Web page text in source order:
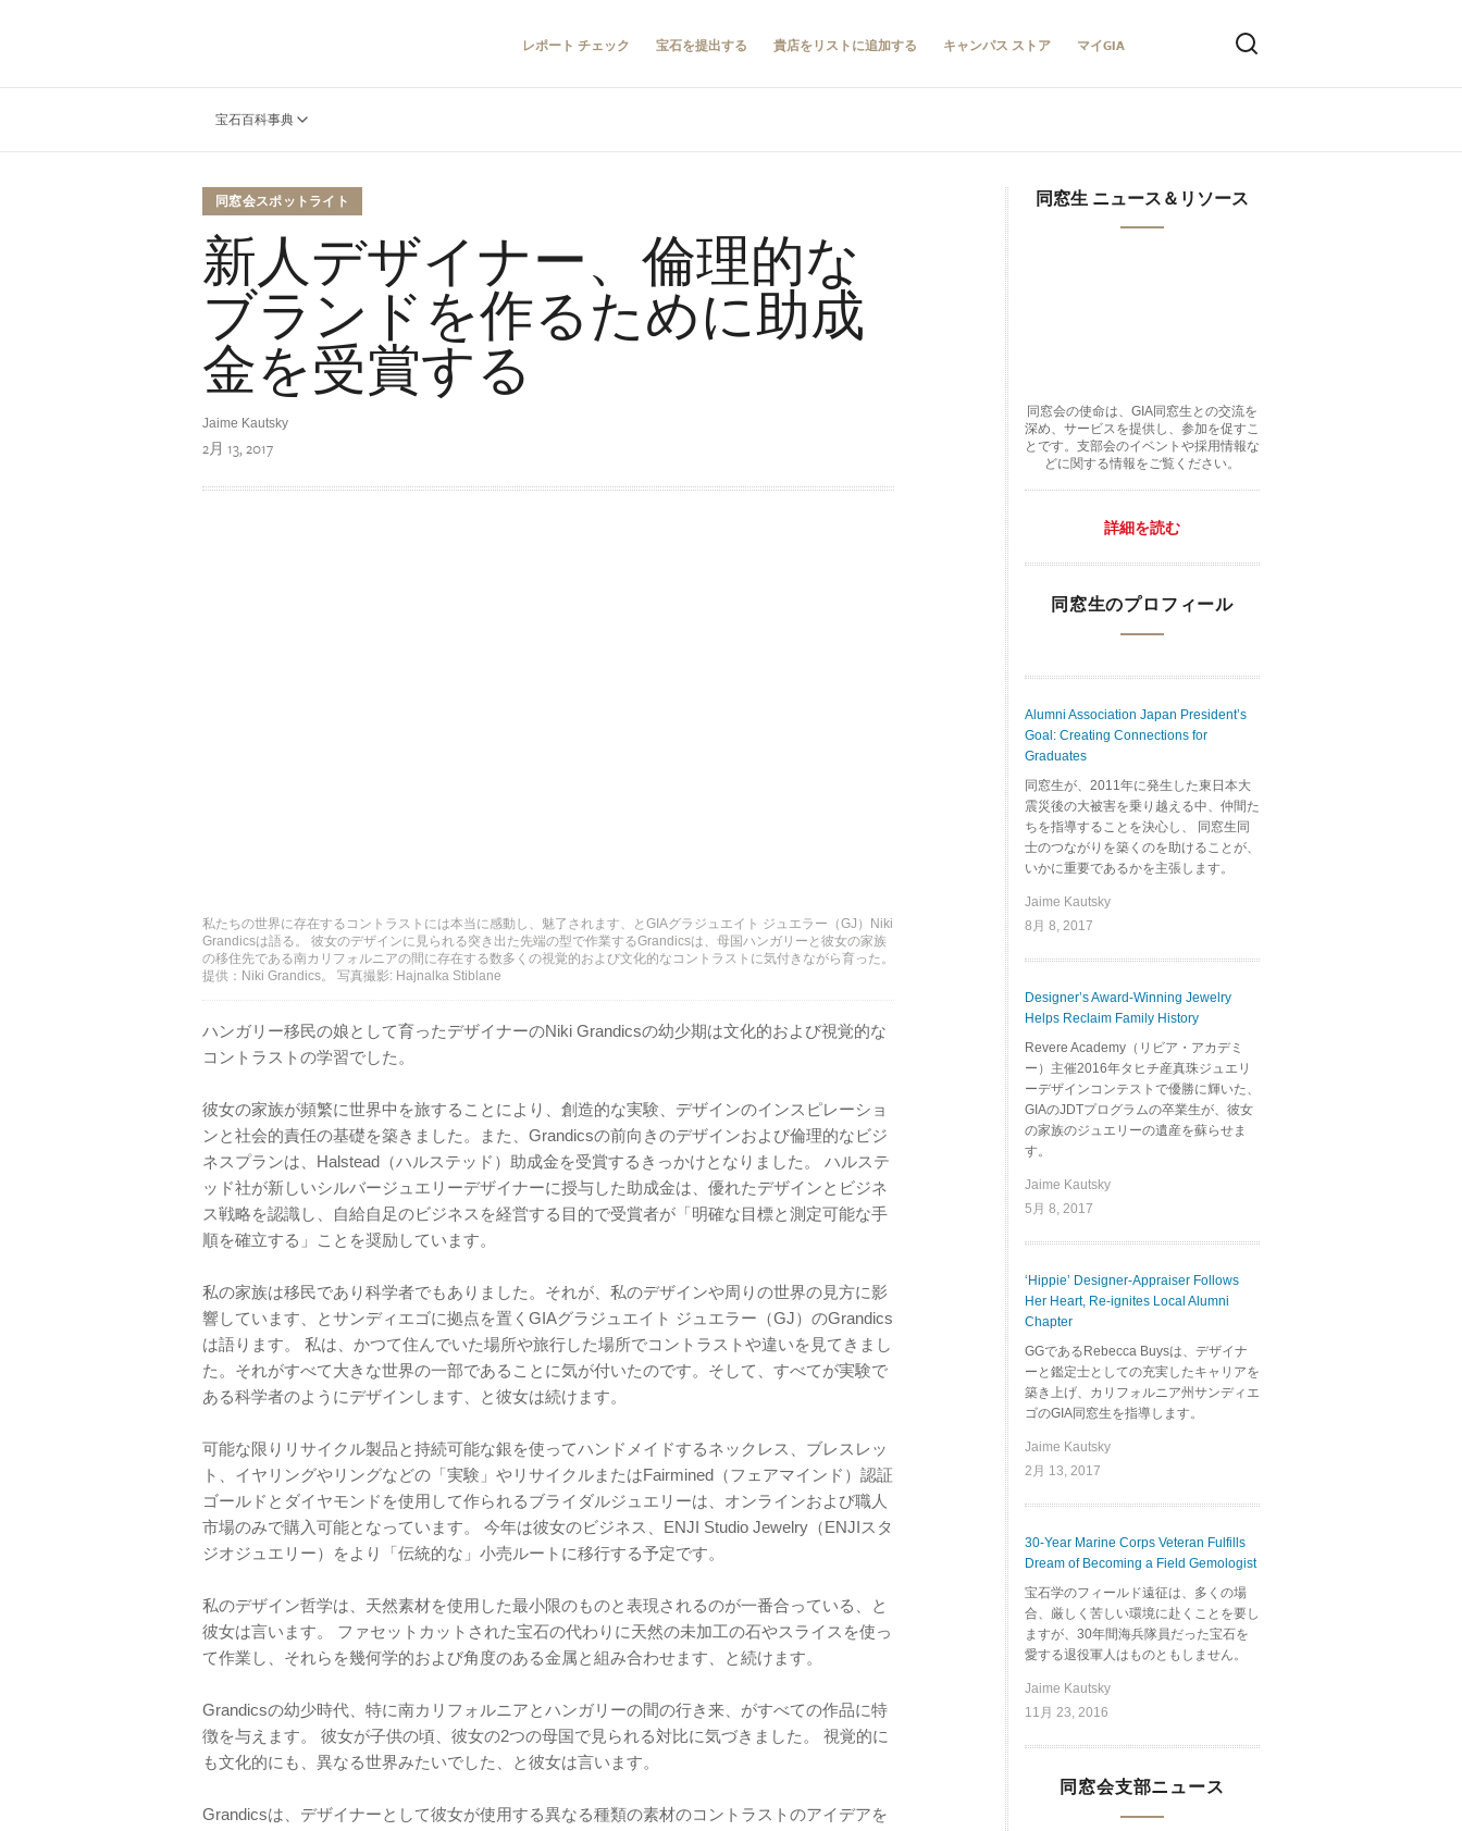
レポート チェック 宝石を提出する 貴店をリストに追加する キャンパス ストア マイGIA
宝石百科事典
同窓会スポットライト
新人デザイナー、倫理的な
ブランドを作るために助成
金を受賞する
Jaime Kautsky
2月 13, 2017
私たちの世界に存在するコントラストには本当に感動し、魅了されます、とGIAグラジュエイト ジュエラー（GJ）Niki
Grandicsは語る。 彼女のデザインに見られる突き出た先端の型で作業するGrandicsは、母国ハンガリーと彼女の家族
の移住先である南カリフォルニアの間に存在する数多くの視覚的および文化的なコントラストに気付きながら育った。
提供：Niki Grandics。 写真撮影: Hajnalka Stiblane
ハンガリー移民の娘として育ったデザイナーのNiki Grandicsの幼少期は文化的および視覚的な
コントラストの学習でした。
彼女の家族が頻繁に世界中を旅することにより、創造的な実験、デザインのインスピレーショ
ンと社会的責任の基礎を築きました。また、Grandicsの前向きのデザインおよび倫理的なビジ
ネスプランは、Halstead（ハルステッド）助成金を受賞するきっかけとなりました。 ハルステ
ッド社が新しいシルバージュエリーデザイナーに授与した助成金は、優れたデザインとビジネ
ス戦略を認識し、自給自足のビジネスを経営する目的で受賞者が「明確な目標と測定可能な手
順を確立する」ことを奨励しています。
私の家族は移民であり科学者でもありました。それが、私のデザインや周りの世界の見方に影
響しています、とサンディエゴに拠点を置くGIAグラジュエイト ジュエラー（GJ）のGrandics
は語ります。 私は、かつて住んでいた場所や旅行した場所でコントラストや違いを見てきまし
た。それがすべて大きな世界の一部であることに気が付いたのです。そして、すべてが実験で
ある科学者のようにデザインします、と彼女は続けます。
可能な限りリサイクル製品と持続可能な銀を使ってハンドメイドするネックレス、ブレスレッ
ト、イヤリングやリングなどの「実験」やリサイクルまたはFairmined（フェアマインド）認証
ゴールドとダイヤモンドを使用して作られるブライダルジュエリーは、オンラインおよび職人
市場のみで購入可能となっています。 今年は彼女のビジネス、ENJI Studio Jewelry（ENJIスタ
ジオジュエリー）をより「伝統的な」小売ルートに移行する予定です。
私のデザイン哲学は、天然素材を使用した最小限のものと表現されるのが一番合っている、と
彼女は言います。 ファセットカットされた宝石の代わりに天然の未加工の石やスライスを使っ
て作業し、それらを幾何学的および角度のある金属と組み合わせます、と続けます。
Grandicsの幼少時代、特に南カリフォルニアとハンガリーの間の行き来、がすべての作品に特
徴を与えます。 彼女が子供の頃、彼女の2つの母国で見られる対比に気づきました。 視覚的に
も文化的にも、異なる世界みたいでした、と彼女は言います。
Grandicsは、デザイナーとして彼女が使用する異なる種類の素材のコントラストのアイデアを
同窓生 ニュース＆リソース
同窓会の使命は、GIA同窓生との交流を
深め、サービスを提供し、参加を促すこ
とです。支部会のイベントや採用情報な
どに関する情報をご覧ください。
詳細を読む
同窓生のプロフィール
Alumni Association Japan President’s
Goal: Creating Connections for
Graduates
同窓生が、2011年に発生した東日本大
震災後の大被害を乗り越える中、仲間た
ちを指導することを決心し、 同窓生同
士のつながりを築くのを助けることが、
いかに重要であるかを主張します。
Jaime Kautsky
8月 8, 2017
Designer’s Award-Winning Jewelry
Helps Reclaim Family History
Revere Academy（リビア・アカデミ
ー）主催2016年タヒチ産真珠ジュエリ
ーデザインコンテストで優勝に輝いた、
GIAのJDTプログラムの卒業生が、彼女
の家族のジュエリーの遺産を蘇らせま
す。
Jaime Kautsky
5月 8, 2017
‘Hippie’ Designer-Appraiser Follows
Her Heart, Re-ignites Local Alumni
Chapter
GGであるRebecca Buysは、デザイナ
ーと鑑定士としての充実したキャリアを
築き上げ、カリフォルニア州サンディエ
ゴのGIA同窓生を指導します。
Jaime Kautsky
2月 13, 2017
30-Year Marine Corps Veteran Fulfills
Dream of Becoming a Field Gemologist
宝石学のフィールド遠征は、多くの場
合、厳しく苦しい環境に赴くことを要し
ますが、30年間海兵隊員だった宝石を
愛する退役軍人はものともしません。
Jaime Kautsky
11月 23, 2016
同窓会支部ニュース